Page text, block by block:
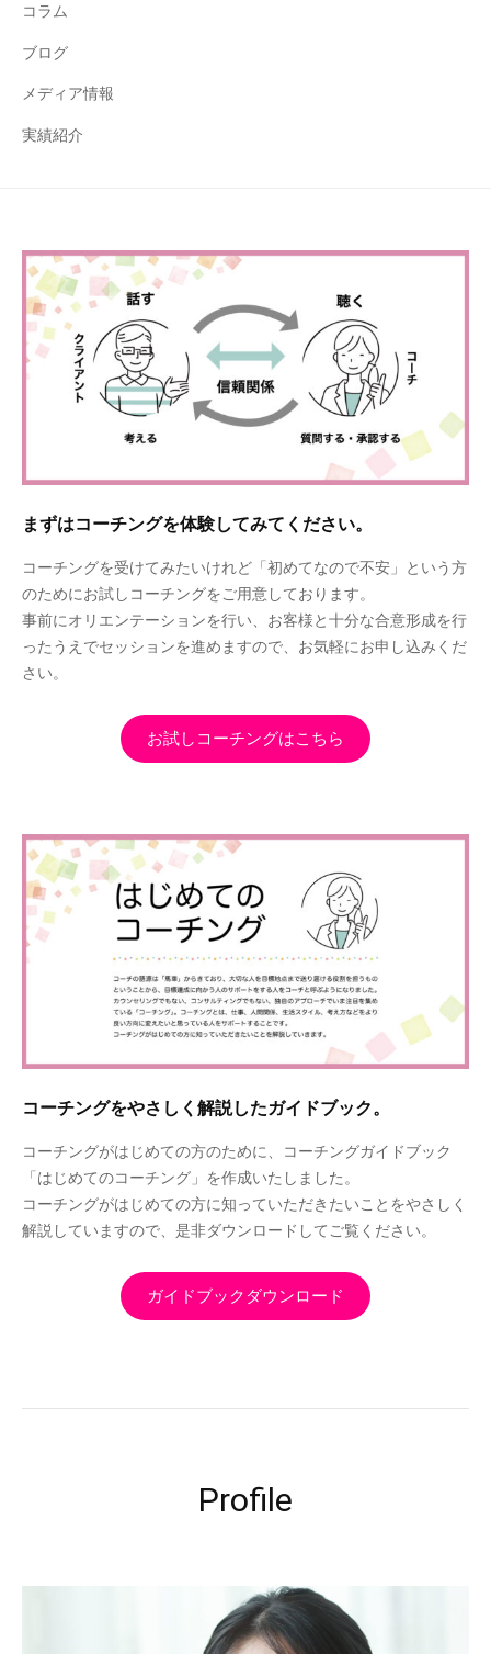
コラム
ブログ
メディア情報
実績紹介
まずはコーチングを体験してみてください。
コーチングを受けてみたいけれど「初めてなので不安」という方
のためにお試しコーチングをご用意しております。
事前にオリエンテーションを行い、お客様と十分な合意形成を行
ったうえでセッションを進めますので、お気軽にお申し込みくだ
さい。
お試しコーチングはこちら
コーチングをやさしく解説したガイドブック。
コーチングがはじめての方のために、コーチングガイドブック
「はじめてのコーチング」を作成いたしました。
コーチングがはじめての方に知っていただきたいことをやさしく
解説していますので、是非ダウンロードしてご覧ください。
ガイドブックダウンロード
Profile